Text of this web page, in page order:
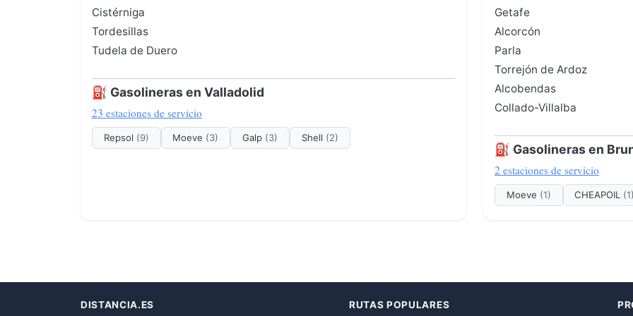
Cistérniga
Tordesillas
Tudela de Duero
⛽ Gasolineras en Valladolid
23 estaciones de servicio
Repsol (9) Moeve (3) Galp (3) Shell (2)
Getafe
Alcorcón
Parla
Torrejón de Ardoz
Alcobendas
Collado-Villalba
⛽ Gasolineras en
2 estaciones de servicio
Moeve (1) CHEAPOIL (1)
DISTANCIA.ES RUTAS POPULARES